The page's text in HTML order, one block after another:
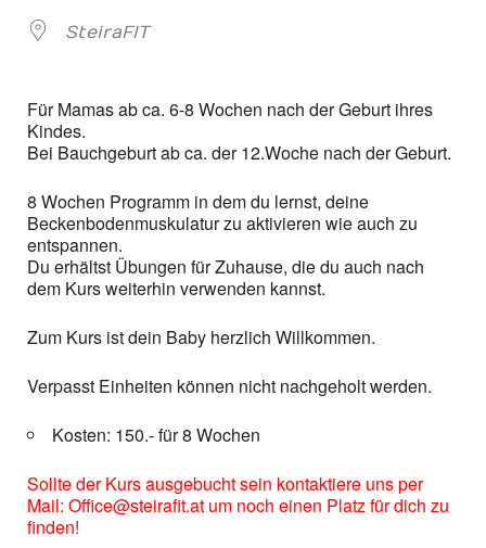
SteiraFIT
Für Mamas ab ca. 6-8 Wochen nach der Geburt ihres
Kindes.
Bei Bauchgeburt ab ca. der 12.Woche nach der Geburt.
8 Wochen Programm in dem du lernst, deine
Beckenbodenmuskulatur zu aktivieren wie auch zu
entspannen.
Du erhältst Übungen für Zuhause, die du auch nach
dem Kurs weiterhin verwenden kannst.
Zum Kurs ist dein Baby herzlich Willkommen.
Verpasst Einheiten können nicht nachgeholt werden.
Kosten: 150.- für 8 Wochen
Sollte der Kurs ausgebucht sein kontaktiere uns per
Mail: Office@steirafit.at um noch einen Platz für dich zu
finden!